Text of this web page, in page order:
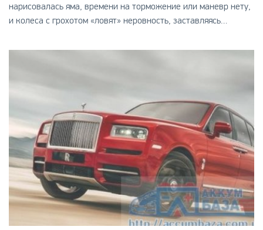
нарисовалась яма, времени на торможение или маневр нету,
и колеса с грохотом «ловят» неровность, заставляясь